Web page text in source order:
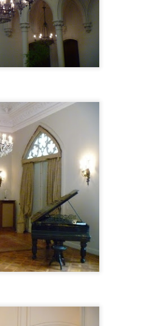
no fue al VELORIO ni al
RAMÓN?
PERO LA VERDAD ES UNA
NO TODO ERAN ROSAS en LA
quienes dicen que el principio del fin del
Meza, la YOKO ONO de ROBERTO
DEL EXORCISTA de SAN
EXORCISTA de SAN BENITO !!
LA PLAYA encontré enterrada en la
DE SAN BENITO, la misma que se
para EXPULSAR AL DEMONIO del cuerpo
de Chespirito. EL FANTASMA